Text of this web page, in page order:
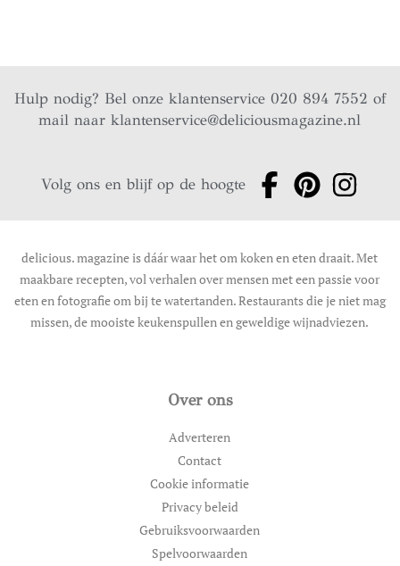
Hulp nodig? Bel onze klantenservice 020 894 7552 of
mail naarklantenservice@deliciousmagazine.nl
Volg ons en blijf op de hoogte
delicious. magazine is dáár waar het om koken en eten draait. Met
maakbare recepten, vol verhalen over mensen met een passie voor
eten en fotografie om bij te watertanden. Restaurants die je niet mag
missen, de mooiste keukenspullen en geweldige wijnadviezen.
Over ons
Adverteren
Contact
Cookie informatie
Privacy beleid
Gebruiksvoorwaarden
Spelvoorwaarden